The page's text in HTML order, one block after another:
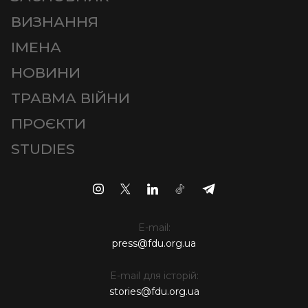
ВИЗНАННЯ
ІМЕНА
НОВИНИ
ТРАВМА ВІЙНИ
ПРОЄКТИ
STUDIES
E-mail:
press@fdu.org.ua
E-mail для історій:
stories@fdu.org.ua